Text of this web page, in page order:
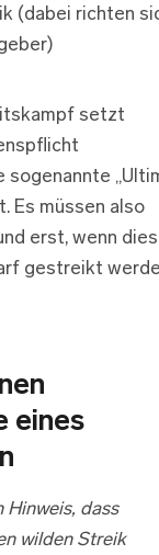
(dabei richten
setzt
sogenannte
Es müssen also
erst, wenn
gestreikt
eines
Hinweis, dass
wilden Streik